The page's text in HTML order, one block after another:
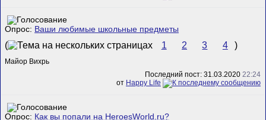
Опрос: Ваши любимые школьные предметы
( 1 2 3 4 )
Майор Вихрь
Последний пост: 31.03.2020 22:24
от Happy Life
Опрос: Как вы попали на HeroesWorld.ru?